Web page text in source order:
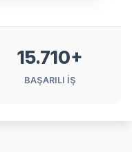
15.710+
BAŞARILI İŞ